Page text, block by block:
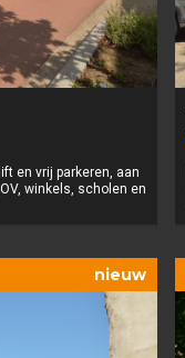
en vrij parkeren, aan
winkels, scholen en
nieuw